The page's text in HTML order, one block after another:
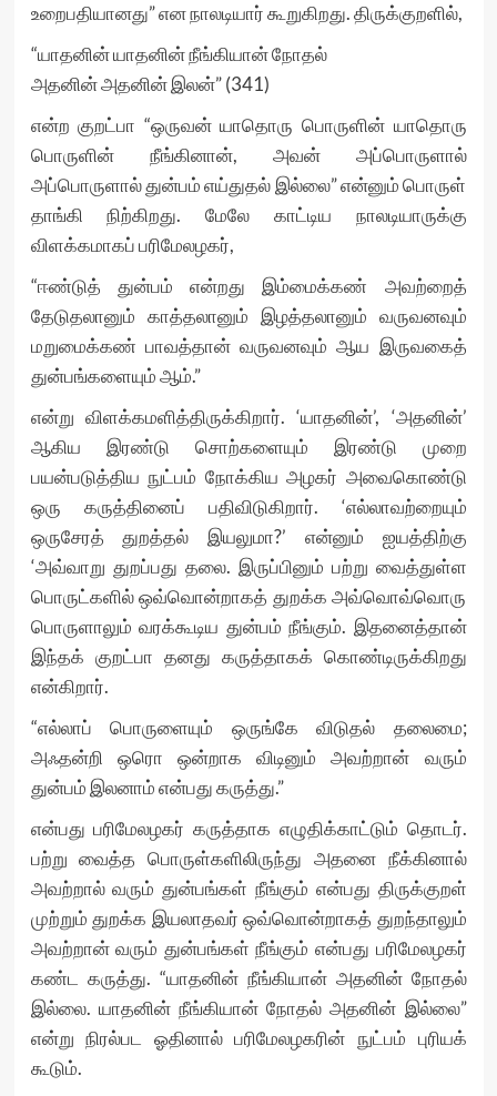
உறைபதியானது” என நாலடியார் கூறுகிறது. திருக்குறளில்,
“யாதனின் யாதனின் நீங்கியான் நோதல்
அதனின் அதனின் இலன்” (341)
என்ற குறட்பா “ஒருவன் யாதொரு பொருளின் யாதொரு
பொருளின் நீங்கினான், அவன் அப்பொருளால்
அப்பொருளால் துன்பம் எய்துதல் இல்லை” என்னும் பொருள்
தாங்கி நிற்கிறது. மேலே காட்டிய நாலடியாருக்கு
விளக்கமாகப் பரிமேலழகர்,
“ஈண்டுத் துன்பம் என்றது இம்மைக்கண் அவற்றைத்
தேடுதலானும் காத்தலானும் இழத்தலானும் வருவனவும்
மறுமைக்கண் பாவத்தான் வருவனவும் ஆய இருவகைத்
துன்பங்களையும் ஆம்.”
என்று விளக்கமளித்திருக்கிறார். ‘யாதனின்’, ‘அதனின்’
ஆகிய இரண்டு சொற்களையும் இரண்டு முறை
பயன்படுத்திய நுட்பம் நோக்கிய அழகர் அவைகொண்டு
ஒரு கருத்தினைப் பதிவிடுகிறார். ‘எல்லாவற்றையும்
ஒருசேரத் துறத்தல் இயலுமா?’ என்னும் ஐயத்திற்கு
‘அவ்வாறு துறப்பது தலை. இருப்பினும் பற்று வைத்துள்ள
பொருட்களில் ஒவ்வொன்றாகத் துறக்க அவ்வொவ்வொரு
பொருளாலும் வரக்கூடிய துன்பம் நீங்கும். இதனைத்தான்
இந்தக் குறட்பா தனது கருத்தாகக் கொண்டிருக்கிறது
என்கிறார்.
“எல்லாப் பொருளையும் ஒருங்கே விடுதல் தலைமை;
அஃதன்றி ஒரொ ஒன்றாக விடினும் அவற்றான் வரும்
துன்பம் இலனாம் என்பது கருத்து.”
என்பது பரிமேலழகர் கருத்தாக எழுதிக்காட்டும் தொடர்.
பற்று வைத்த பொருள்களிலிருந்து அதனை நீக்கினால்
அவற்றால் வரும் துன்பங்கள் நீங்கும் என்பது திருக்குறள்
முற்றும் துறக்க இயலாதவர் ஒவ்வொன்றாகத் துறந்தாலும்
அவற்றான் வரும் துன்பங்கள் நீங்கும் என்பது பரிமேலழகர்
கண்ட கருத்து. “யாதனின் நீங்கியான் அதனின் நோதல்
இல்லை. யாதனின் நீங்கியான் நோதல் அதனின் இல்லை”
என்று நிரல்பட ஓதினால் பரிமேலழகரின் நுட்பம் புரியக்
கூடும்.